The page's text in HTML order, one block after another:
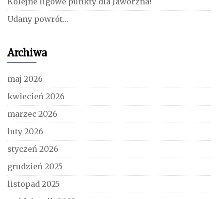
Udany powrót…
Archiwa
maj 2026
kwiecień 2026
marzec 2026
luty 2026
styczeń 2026
grudzień 2025
listopad 2025